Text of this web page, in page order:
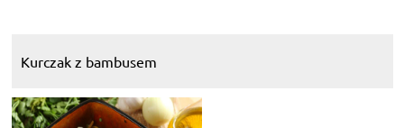
Kurczak z bambusem